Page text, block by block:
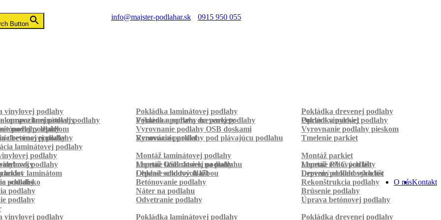
info@majster-podlahar.sk
0915 950 055
Button
vinylovej podlahy Pokládka laminátovej podlahy
Pokládka drevenej podlahy
kompozitnej podlahy Pokládka podlahy na parkety Pokládka parkiet
oprava laminátovej podlahy Výmena a oprava drevenej podlahy
Oprava vinylovej podlahy
podlahy
podlahy lepidlom Vyrovnanie podlahy OSB doskami
Vyrovnanie podlahy pieskom
betónovej podlahy Vyrovnanie podlahy pod plávajúcu podlahu
drevenej podlahy Renovácia parkiet
Tmelenie parkiet
laminátovej podlahy
podlahy Montáž laminátovej podlahy
Montáž parkiet
Montáž OSB dosiek na podlahu
Montáž rohových líšt
podlahy Lepenie laminátovej podlahy
Lepenie PVC podlahy
Lepenie soklových líšt Lepenie podlahových líšt
laminátom Obklad schodov dlažbou
Drevený obklad schodov
schodisko
podlahy Betónovanie podlahy
Rekonštrukcia podlahy
podlahy Náter na podlahu
Brúsenie podlahy
podlahy Odvetranie podlahy
Úprava betónovej podlahy
Kontakt
O nás
vinylovej podlahy Pokládka laminátovej podlahy
Pokládka drevenej podlahy